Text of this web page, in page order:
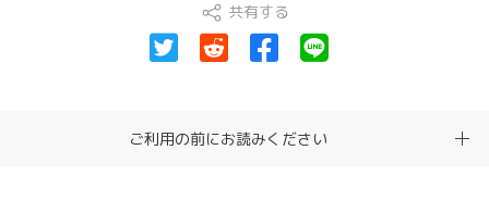
共有する
ご利用の前にお読みください